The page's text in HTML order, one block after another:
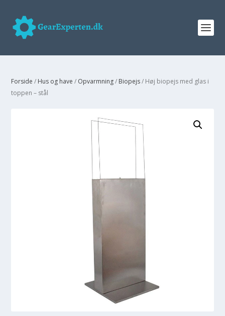
Forside / Hus og have / Opvarmning/ Biopejs/ Høj biopejs med glas i
toppen – stål